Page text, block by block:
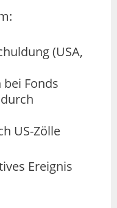
(USA,
Fonds
US-Zölle
Ereignis